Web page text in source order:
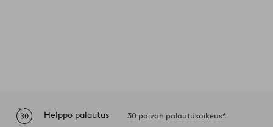
Helppo palautus 30 päivän palautusoikeus*